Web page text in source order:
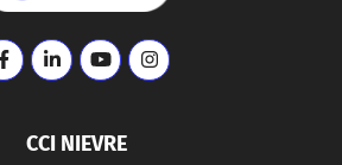
Lien vers le compte Facebook
Lien vers le compte Linkedin
Lien vers la chaîne Youtube
Lien vers le compte
CCI NIEVRE